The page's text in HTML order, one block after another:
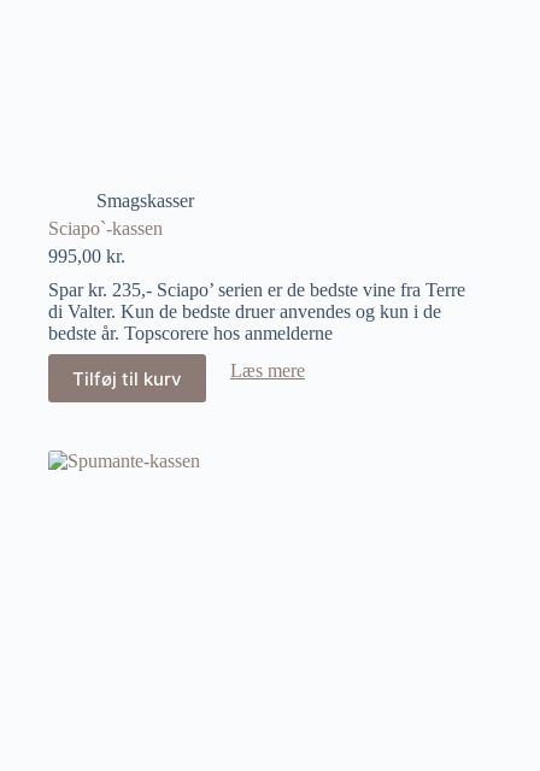
Smagskasser
Sciapo`-kassen
995,00 kr.
Spar kr. 235,- Sciapo’ serien er de bedste vine fra Terre
di Valter. Kun de bedste druer anvendes og kun i de
bedste år. Topscorere hos anmelderne
Tilføj til kurv Læs mere